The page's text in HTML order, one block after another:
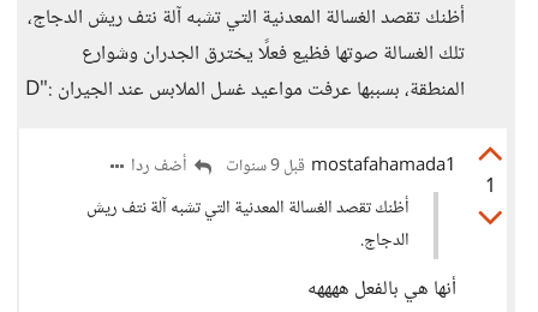
أظنك تقصد الغسالة المعدنية التي تشبه آلة نتف ريش الدجاج،
تلك الغسالة صوتها فظيع فعلًا يخترق الجدران وشوارع
المنطقة، بسببها عرفت مواعيد غسل الملابس عند الجيران :"D
1
mostafahamada1 قبل 9 سنوات
أضف ردا
أظنك تقصد الغسالة المعدنية التي تشبه آلة نتف ريش
الدجاج.
أنها هي بالفعل ههههه